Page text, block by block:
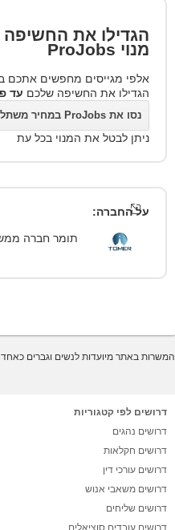
הגדילו את
מנוי ProJobs
אלפי מגייסים מחפשים אתכם
הגדילו את החשיפה שלכם עד פי
נסו את ProJobs במחיר משתלם
ניתן לבטל את המנוי בכל עת
על החברה:
תומר חברה
המשרות באתר מיועדות לנשים וגברים כאחד
דרושים לפי קטגוריות
דרושים נהגים
דרושים חקלאות
דרושים עורכי דין
דרושים משאבי אנוש
דרושים שליחים
דרושים עובדים סוציאלים